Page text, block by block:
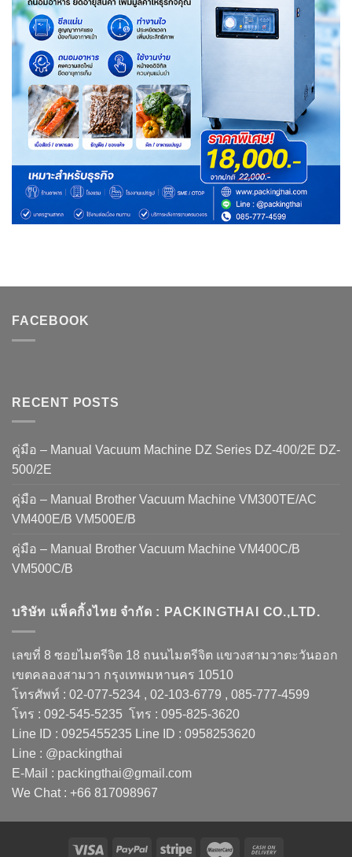
FACEBOOK
RECENT POSTS
คู่มือ – Manual Vacuum Machine DZ Series DZ-400/2E DZ-
500/2E
คู่มือ – Manual Brother Vacuum Machine VM300TE/AC
VM400E/B VM500E/B
คู่มือ – Manual Brother Vacuum Machine VM400C/B
VM500C/B
บริษัท แพ็คกิ้งไทย จำกัด : PACKINGTHAI CO.,LTD.
เลขที่ 8 ซอยไมตรีจิต 18 ถนนไมตรีจิต แขวงสามวาตะวันออก
เขตคลองสามวา กรุงเทพมหานคร 10510
โทรศัพท์ : 02-077-5234 , 02-103-6779 , 085-777-4599
โทร : 092-545-5235 โทร : 095-825-3620
Line ID : 0925455235 Line ID : 0958253620
Line : @packingthai
E-Mail : packingthai@gmail.com
We Chat : +66 817098967